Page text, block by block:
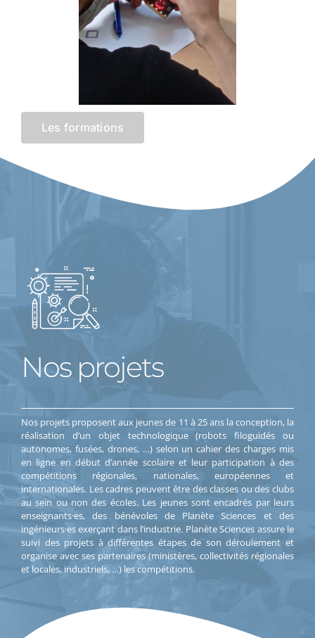
Les formations
Nos projets
Nos projets proposent aux jeunes de 11 à 25 ans la conception, la
réalisation d’un objet technologique (robots filoguidés ou
autonomes, fusées, drones, …) selon un cahier des charges mis
en ligne en début d’année scolaire et leur participation à des
compétitions régionales, nationales, européennes et
internationales. Les cadres peuvent être des classes ou des clubs
au sein ou non des écoles. Les jeunes sont encadrés par leurs
enseignants·es, des bénévoles de Planète Sciences et des
ingénieurs·es exerçant dans l’industrie. Planète Sciences assure le
suivi des projets à différentes étapes de son déroulement et
organise avec ses partenaires (ministères, collectivités régionales
et locales, industriels, …) les compétitions.